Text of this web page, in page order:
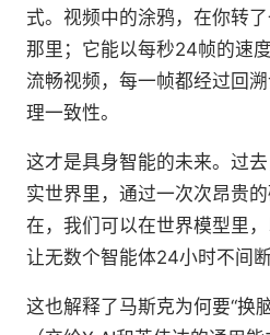
式。视频中的涂鸦，在你转
那里；它能以每秒24帧的速
流畅视频，每一帧都经过回
理一致性。
这才是具身智能的未来。过
实世界里，通过一次次昂贵
在，我们可以在世界模型里，
让无数个智能体24小时不间
这也解释了马斯克为何要“换